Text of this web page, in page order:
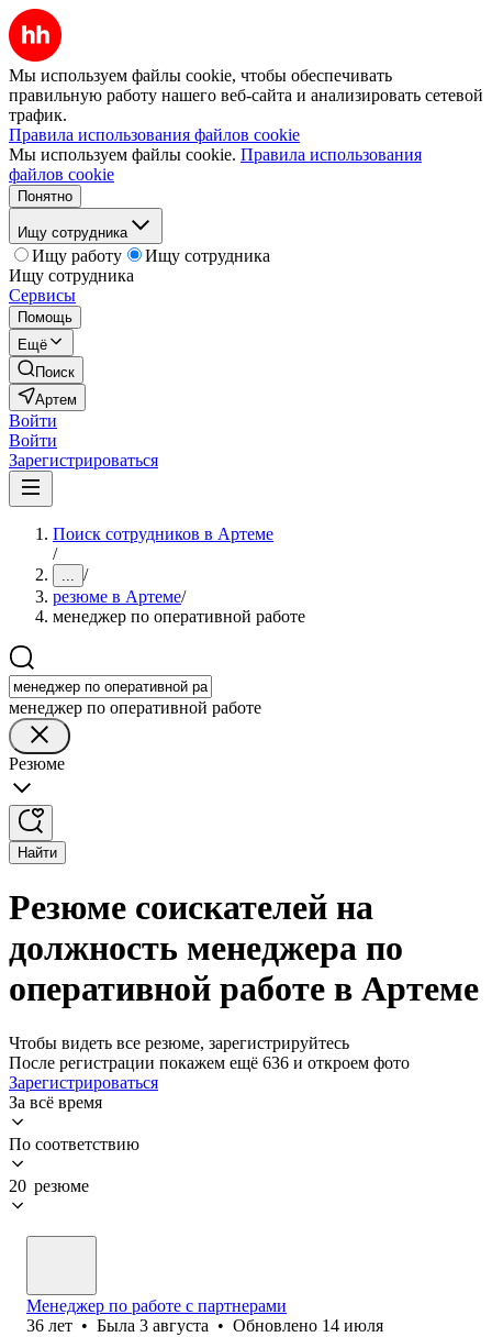
Мы используем файлы cookie, чтобы обеспечивать
правильную работу нашего веб-сайта и анализировать сетевой
трафик.
Правила использования файлов cookie
Мы используем файлы cookie. Правила использования
файлов cookie
Понятно
Ищу сотрудника
Ищу работу
Ищу сотрудника
Ищу сотрудника
Сервисы
Помощь
Ещё
Поиск
Артем
Войти
Войти
Зарегистрироваться
Поиск сотрудников в Артеме
/
... /
резюме в Артеме/
менеджер по оперативной работе
менеджер по оперативной работе
Резюме
Найти
Резюме соискателей на
должность менеджера по
оперативной работе в Артеме
Чтобы видеть все резюме, зарегистрируйтесь
После регистрации покажем ещё 636 и откроем фото
Зарегистрироваться
За всё время
По соответствию
20 резюме
Менеджер по работе с партнерами
36 лет • Была 3 августа • Обновлено 14 июля